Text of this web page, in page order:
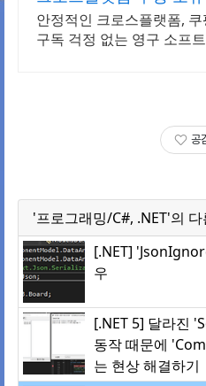
안정적인 크로스플랫폼,
구독 걱정 없는 영구 소프
공
'프로그래밍/C#, .NET'의 다
[.NET]
우
[.NET 5] 달라진
동작 때문에
는 현상 해결하기